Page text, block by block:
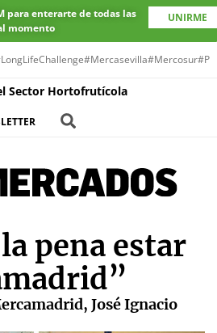
para enterarte de todas las
momento
UNIRME
#Mercasevilla#Mercosur
Sector Hortofrutícola
pena estar
José Ignacio